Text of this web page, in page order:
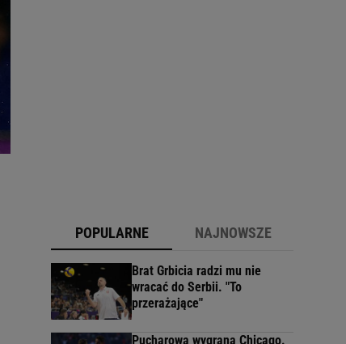
POPULARNE NAJNOWSZE
Brat Grbicia radzi mu nie
wracać do Serbii. "To
przerażające"
Pucharowa wygrana Chicago.